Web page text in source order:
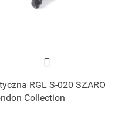
RGL S-020 SZARO
Collection